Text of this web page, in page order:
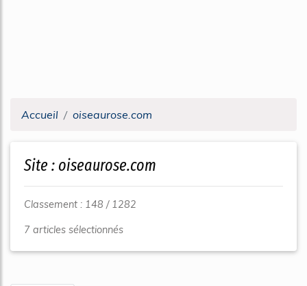
Accueil oiseaurose.com
Site : oiseaurose.com
Classement : 148 / 1282
7 articles sélectionnés